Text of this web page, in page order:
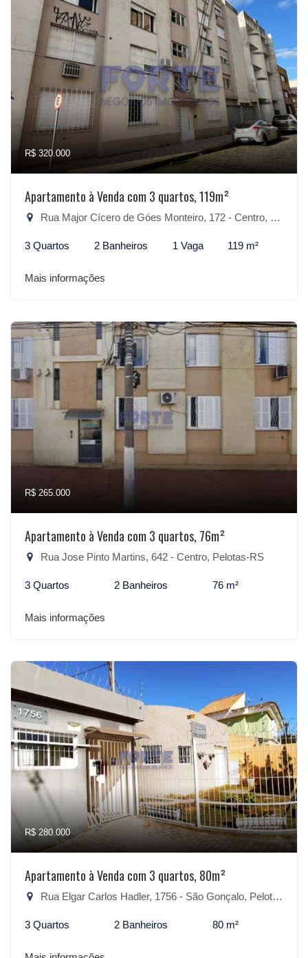
R$ 320.000
Apartamento à Venda com 3 quartos, 119m²
Rua Major Cícero de Góes Monteiro, 172 - Centro, Pelotas-RS
3 Quartos 2 Banheiros 1 Vaga 119 m²
Mais informações
R$ 265.000
Apartamento à Venda com 3 quartos, 76m²
Rua Jose Pinto Martins, 642 - Centro, Pelotas-RS
3 Quartos 2 Banheiros 76 m²
Mais informações
R$ 280.000
Apartamento à Venda com 3 quartos, 80m²
Rua Elgar Carlos Hadler, 1756 - São Gonçalo, Pelotas-RS
3 Quartos 2 Banheiros 80 m²